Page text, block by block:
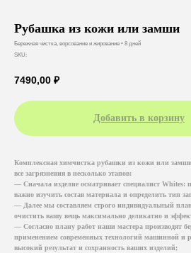
Рубашка из кожи или замши
Бережная чистка, ворсование и жирование • 8 дней
SKU:
7490,00 ₽
Добавить в корзину
Комплексная химчистка рубашки из кожи или
все загрязнения в несколько этапов:
— Сначала изделие осматривает специалист Whites:
важно изучить состав материала и определить тип
— Далее мы составляем строго индивидуальный
очистить вашу вещь максимально деликатно и
— Согласно плану работ наши мастера производят
применением современных технологий машинной и
высокий результат и сохранность ваших изделий;